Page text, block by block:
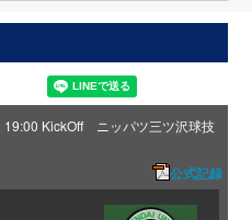
KickOff ニッパツ三ツ沢球技
公式記録